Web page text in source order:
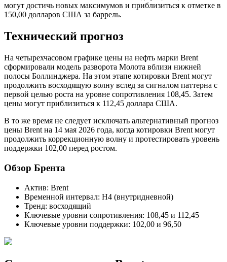
могут достичь новых максимумов и приблизиться к отметке в
150,00 долларов США за баррель.
Технический прогноз
На четырехчасовом графике цены на нефть марки Brent
сформировали модель разворота Молота вблизи нижней
полосы Боллинджера. На этом этапе котировки Brent могут
продолжить восходящую волну вслед за сигналом паттерна с
первой целью роста на уровне сопротивления 108,45. Затем
цены могут приблизиться к 112,45 доллара США.
В то же время не следует исключать альтернативный прогноз
цены Brent на 14 мая 2026 года, когда котировки Brent могут
продолжить коррекционную волну и протестировать уровень
поддержки 102,00 перед ростом.
Обзор Брента
Актив: Brent
Временной интервал: H4 (внутридневной)
Тренд: восходящий
Ключевые уровни сопротивления: 108,45 и 112,45
Ключевые уровни поддержки: 102,00 и 96,50